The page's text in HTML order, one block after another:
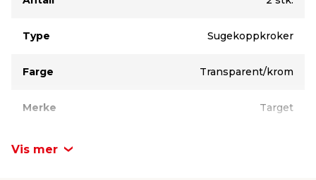
Type Sugekoppkroker
Farge Transparent/krom
Merke Target
Vis mer